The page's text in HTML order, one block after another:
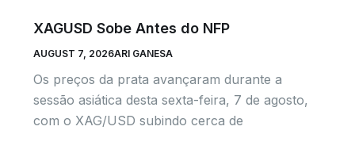
XAGUSD Sobe Antes do NFP
AUGUST 7, 2026ARI GANESA
Os preços da prata avançaram durante a
sessão asiática desta sexta-feira, 7 de agosto,
com o XAG/USD subindo cerca de